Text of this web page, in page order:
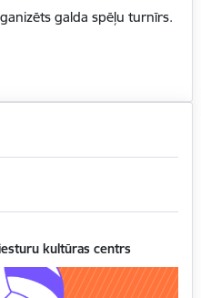
galda spēļu turnīrs.
kultūras centrs